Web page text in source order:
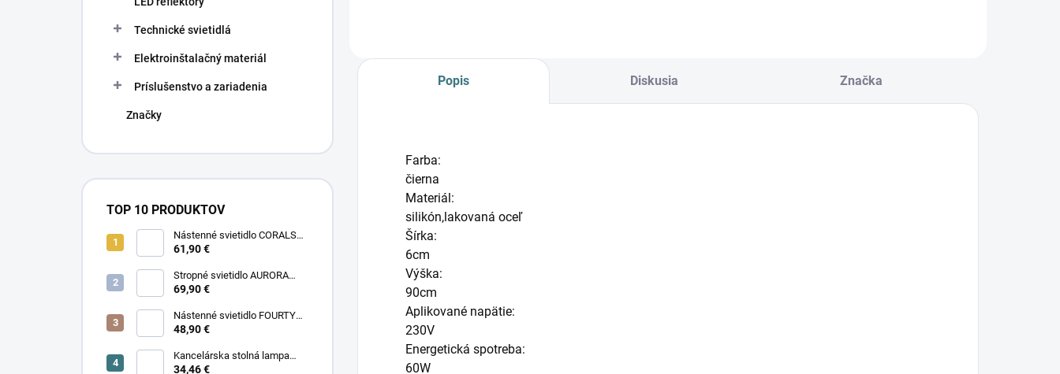
Technické svietidlá
Elektroinštalačný materiál
Príslušenstvo a zariadenia
Značky
TOP 10 PRODUKTOV
Nástenné svietidlo CORALS
11977
61,90 €
Stropné svietidlo AURORA
11971
69,90 €
Nástenné svietidlo FOURTY
WALL S 10888
48,90 €
Kancelárska stolná lampa
PIXA KT-40-GR BL 90420
34,46 €
Popis Diskusia Značka
Farba:
čierna
Materiál:
silikón,lakovaná oceľ
Šírka:
6cm
Výška:
90cm
Aplikované napätie:
230V
Energetická spotreba:
60W